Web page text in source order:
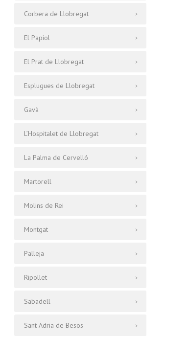
Corbera de Llobregat
El Papiol
El Prat de Llobregat
Esplugues de Llobregat
Gavà
L’Hospitalet de Llobregat
La Palma de Cervelló
Martorell
Molins de Rei
Montgat
Palleja
Ripollet
Sabadell
Sant Adria de Besos